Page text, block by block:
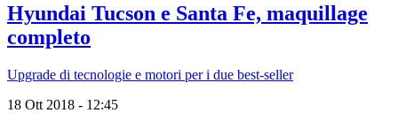
Hyundai Tucson e Santa Fe, maquillage
completo
Upgrade di tecnologie e motori per i due best-seller
18 Ott 2018 - 12:45